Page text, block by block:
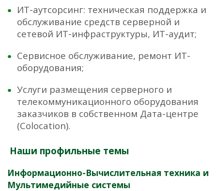
ИТ-аутсорсинг: техническая поддержка и
обслуживание средств серверной и
сетевой ИТ-инфраструктуры, ИТ-аудит;
Сервисное обслуживание, ремонт ИТ-
оборудования;
Услуги размещения серверного и
телекоммуникационного оборудования
заказчиков в собственном Дата-центре
(Colocation).
Наши профильные темы
Информационно-Вычислительная техника и
Мультимедийные системы